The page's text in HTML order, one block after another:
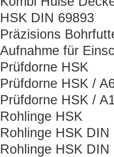
HSK DIN 69893
Präzisions
Aufnahme für
Prüfdorne HSK
Prüfdorne HSK /
Prüfdorne HSK /
Rohlinge HSK
Rohlinge HSK DIN
Rohlinge HSK DIN